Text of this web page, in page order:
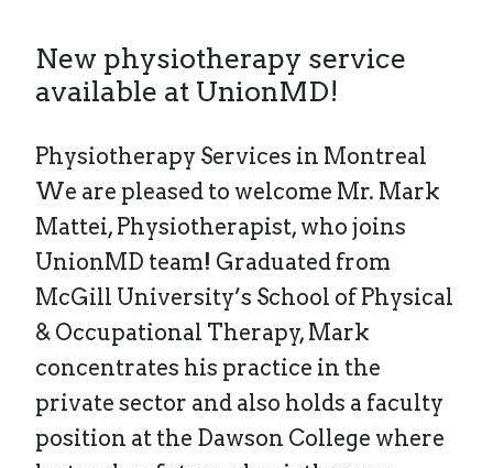
New physiotherapy service
available at UnionMD!
Physiotherapy Services in Montreal
We are pleased to welcome Mr. Mark
Mattei, Physiotherapist, who joins
UnionMD team! Graduated from
McGill University’s School of Physical
& Occupational Therapy, Mark
concentrates his practice in the
private sector and also holds a faculty
position at the Dawson College where